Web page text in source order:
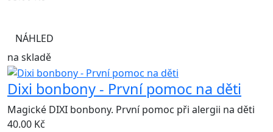
NÁHLED
na skladě
Dixi bonbony - První pomoc na děti
Magické DIXI bonbony. První pomoc při alergii na děti
40.00 Kč